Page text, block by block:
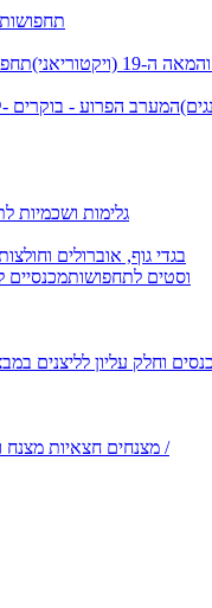
תחפושות
19 (ויקטוריאני)
המערב הפרוע - בוקרים -
גלימות ושכמיות
בגדי גוף, אוברולים
וסטים לתחפושותמכנסיים
וחלק עליון לליצנים
מצנחים חצאיות מצנח דמויות שטח והולכי קביים – תלבושות קלילות לקבלות פנים /